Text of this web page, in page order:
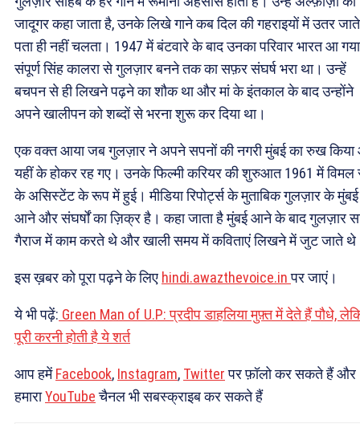
जादूगर कहा जाता है, उनके लिखे गाने कब दिल की गहराइयों में उतर
पता ही नहीं चलता। 1947 में बंटवारे के बाद उनका परिवार भारत आ
संपूर्ण सिंह कालरा से गुलज़ार बनने तक का सफ़र संघर्ष भरा था। उन्हें
बचपन से ही लिखने पढ़ने का शौक था और मां के इंतकाल के बाद उन्होंने
अपने खालीपन को शब्दों से भरना शुरू कर दिया था।
एक वक्त आया जब गुलज़ार ने अपने सपनों की नगरी मुंबई का रुख
यहीं के होकर रह गए। उनके फिल्मी करियर की शुरुआत 1961 में विमल
के असिस्टेंट के रूप में हुई। मीडिया रिपोर्ट्स के मुताबिक गुलज़ार के
आने और संघर्षों का ज़िक्र है। कहा जाता है मुंबई आने के बाद गुलज़ार
गैराज में काम करते थे और खाली समय में कविताएं लिखने में जुट जाते
इस ख़बर को पूरा पढ़ने के लिए hindi.awazthevoice.inपर जाएं।
ये भी पढ़ें: Green Man of U.P: प्रदीप डाहलिया मुफ़्त में देते हैं पौधे,
पूरी करनी होती है ये शर्त
आप हमेंFacebook, Instagram, Twitterपर फ़ॉलो कर सकते हैं और
हमाराYouTubeचैनल भी सबस्क्राइब कर सकते हैं